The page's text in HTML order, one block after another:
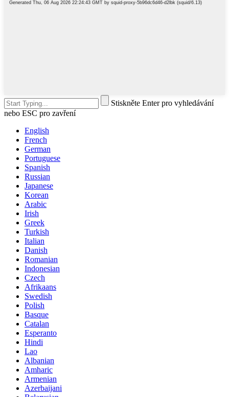
Stiskněte Enter pro vyhledávání
nebo ESC pro zavření
English
French
German
Portuguese
Spanish
Russian
Japanese
Korean
Arabic
Irish
Greek
Turkish
Italian
Danish
Romanian
Indonesian
Czech
Afrikaans
Swedish
Polish
Basque
Catalan
Esperanto
Hindi
Lao
Albanian
Amharic
Armenian
Azerbaijani